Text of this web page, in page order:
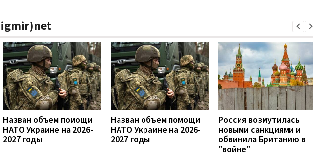
Назван объем помощи
НАТО Украине на 2026-
2027 годы
Назван объем помощи
НАТО Украине на 2026-
2027 годы
Россия возмутилась
новыми санкциями и
обвинила Британию в
"войне"